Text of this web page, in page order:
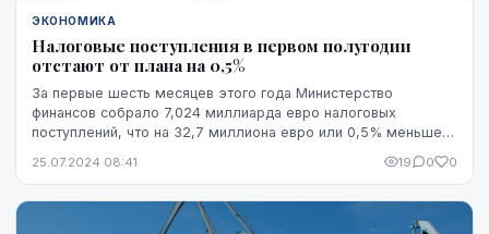
ЭКОНОМИКА
Налоговые поступления в первом полугодии
отстают от плана на 0,5%
За первые шесть месяцев этого года Министерство
финансов собрало 7,024 миллиарда евро налоговых
поступлений, что на 32,7 миллиона евро или 0,5% меньше,
25.07.2024 08:41 19 0 0